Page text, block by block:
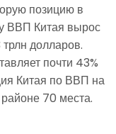
позицию в
ВВП Китая вырос
долларов.
почти 43%
Китая по ВВП на
70 места.